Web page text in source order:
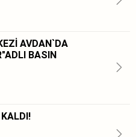
AVDAN`DA
BASIN